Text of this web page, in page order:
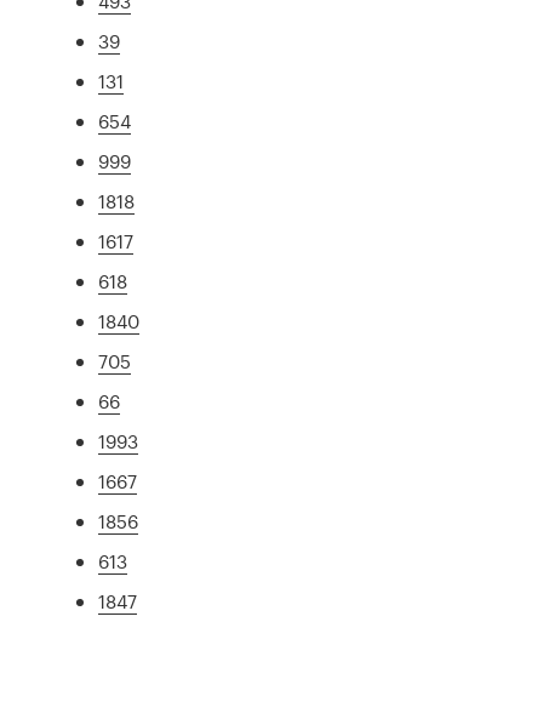
39
131
654
999
1818
1617
618
1840
705
66
1993
1667
1856
613
1847